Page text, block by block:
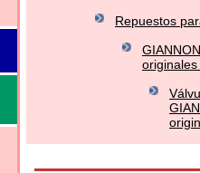
Repuestos